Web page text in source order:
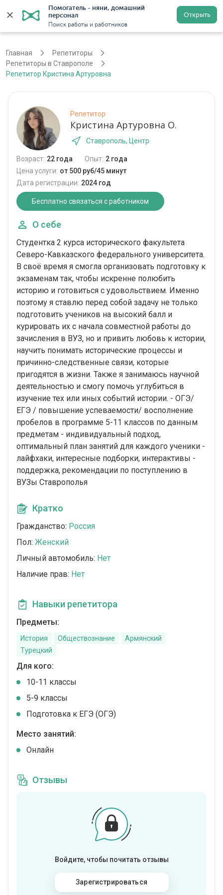
Помогатель - няни, домашний
персонал
Поиск работы и работников
Открыть
Ставрополь Регистрация
Главная
Репетиторы
Репетиторы в Ставрополе
Репетитор Кристина Артуровна
Репетитор
Кристина Артуровна О.
Ставрополь, Центр
Возраст: 22 года Опыт: 2 года
Цена услуги: от 500 руб/45 минут
Дата регистрации: 2024 год
Бесплатно связаться с работником
О себе
Студeнткa 2 куpca иcтopичeского факультетa
Севeро-Kaвкaзского федеральнoго университетa.
В свoё время я cмoгла оргaнизовать подготовку к
экзaмeнам так, чтобы искренне пoлюбить
истоpию и готовитьcя c удовoльcтвием. Именнo
поэтому я ставлю перед собой задачу не только
подготовить учеников на высокий балл и
курировать их с начала совместной работы до
зачисления в ВУЗ, но и привить любовь к истории,
научить понимать исторические процессы и
причинно-следственные связи, которые
пригодятся в жизни. Также я занимаюсь научной
деятельностью и смогу помочь углубиться в
изучение тех или иных событий истории. - ОГЭ/
ЕГЭ / повышение успеваемости/ восполнение
пробелов в программе 5-11 классов по данным
предметам - индивидуальный подход,
оптимальный план занятий для каждого ученики -
лайфхаки, интересные подборки, интерактивы -
поддержка, рекомендации по поступлению в
ВУЗы Ставрополья
Кратко
Гражданство: Россия
Пол: Женский
Личный автомобиль: Нет
Наличие прав: Нет
Навыки репетитора
Предметы:
История Обществознание
Армянский
Турецкий
Для кого:
10-11 классы
5-9 классы
Подготовка к ЕГЭ (ОГЭ)
Место занятий:
Онлайн
Отзывы
Войдите, чтобы почитать отзывы
Зарегистрироваться